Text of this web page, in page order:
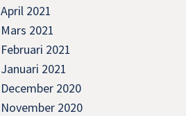
April 2021
Mars 2021
Februari 2021
Januari 2021
December 2020
November 2020